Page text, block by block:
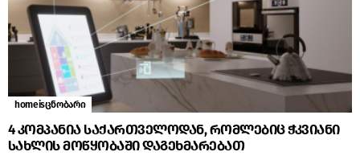
homeisცნობარი
4 კომპანია საქართველოდან, რომლებიც ჭკვიანი
სახლის მოწყობაში დაგეხმარებათ